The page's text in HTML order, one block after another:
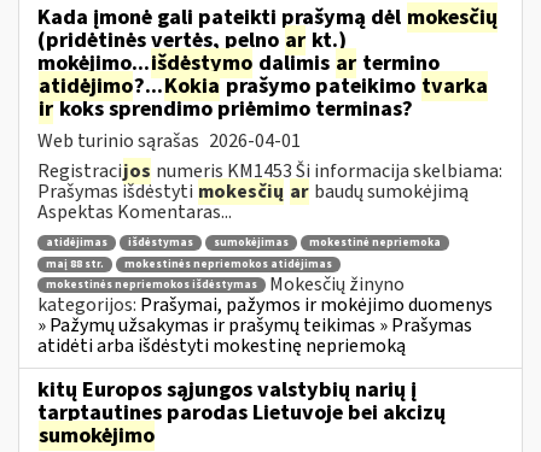
Kada įmonė gali pateikti prašymą dėl mokesčių
(pridėtinės vertės, pelno ar kt.)
mokėjimo...išdėstymo dalimis ar termino
atidėjimo?...Kokiaprašymo pateikimo tvarka
irkoks sprendimo priėmimo terminas?
Web turinio sąrašas 2026-04-01
Registracijos numeris KM1453 Ši informacija skelbiama:
Prašymas išdėstyti mokesčių ar baudų sumokėjimą
Aspektas Komentaras...
atidėjimas išdėstymas sumokėjimas
mokestinė nepriemoka
maį 88 str.
mokestinės nepriemokos atidėjimas
mokestinės nepriemokos išdėstymas
Mokesčių žinyno
kategorijos: Prašymai, pažymos ir mokėjimo duomenys
» Pažymų užsakymas ir prašymų teikimas » Prašymas
atidėti arba išdėstyti mokestinę nepriemoką
kitų Europos sąjungos valstybių narių į
tarptautines parodas Lietuvoje bei akcizų
sumokėjimo